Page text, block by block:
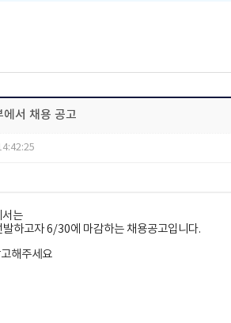
서 채용 공고
서는
하고자 6/30에 마감하는 채용공고입니다.
해주세요